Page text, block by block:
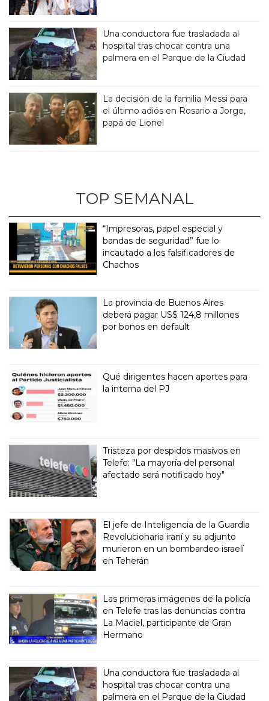
Una conductora fue trasladada al
hospital tras chocar contra una
palmera en el Parque de la Ciudad
La decisión de la familia Messi para
el último adiós en Rosario a Jorge,
papá de Lionel
TOP SEMANAL
“Impresoras, papel especial y
bandas de seguridad” fue lo
incautado a los falsificadores de
Chachos
La provincia de Buenos Aires
deberá pagar US$ 124,8 millones
por bonos en default
Qué dirigentes hacen aportes para
la interna del PJ
Tristeza por despidos masivos en
Telefe: "La mayoría del personal
afectado será notificado hoy"
El jefe de Inteligencia de la Guardia
Revolucionaria iraní y su adjunto
murieron en un bombardeo israelí
en Teherán
Las primeras imágenes de la policía
en Telefe tras las denuncias contra
La Maciel, participante de Gran
Hermano
Una conductora fue trasladada al
hospital tras chocar contra una
palmera en el Parque de la Ciudad